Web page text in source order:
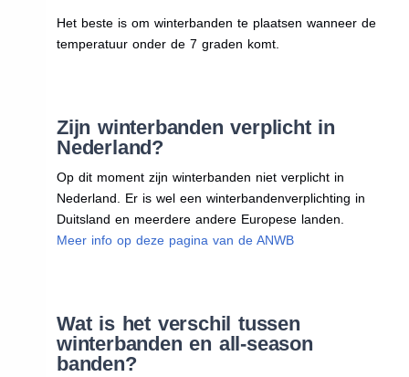
Het beste is om winterbanden te plaatsen wanneer de
temperatuur onder de 7 graden komt.
Zijn winterbanden verplicht in
Nederland?
Op dit moment zijn winterbanden niet verplicht in
Nederland. Er is wel een winterbandenverplichting in
Duitsland en meerdere andere Europese landen.
Meer info op deze pagina van de ANWB
Wat is het verschil tussen
winterbanden en all-season
banden?